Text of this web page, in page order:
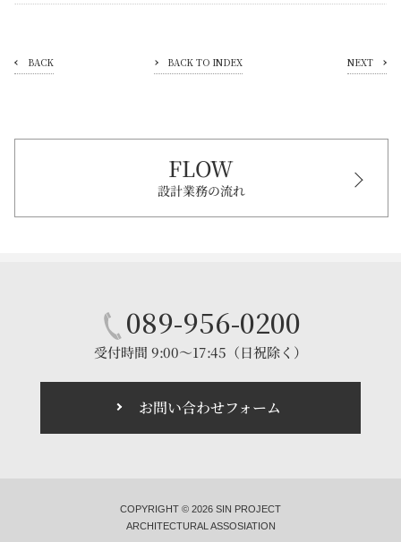
BACK BACK TO INDEX NEXT
FLOW
設計業務の流れ
089-956-0200
受付時間 9:00～17:45（日祝除く）
お問い合わせフォーム
COPYRIGHT © 2026 SIN PROJECT
ARCHITECTURAL ASSOSIATION